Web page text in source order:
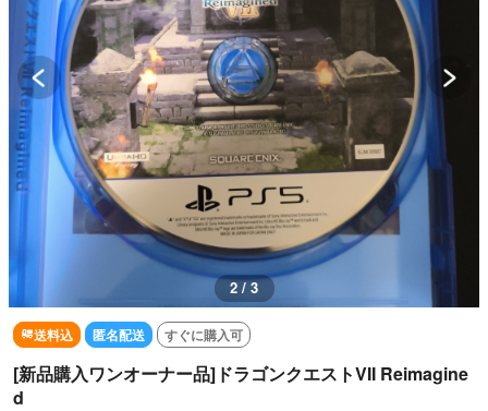
3 / 3
送料込 匿名配送 すぐに購入可
[新品購入ワンオーナー品]ドラゴンクエストVII Reimagine
d